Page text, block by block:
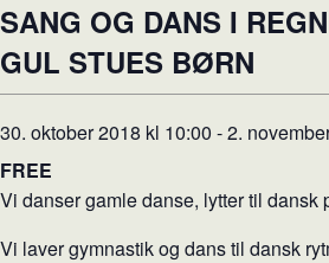
SANG OG DANS I
GUL STUES BØRN
30. oktober 2018 kl 10:00 -2.
FREE
Vi danser gamle danse, lytter til dansk
Vi laver gymnastik og dans til dansk